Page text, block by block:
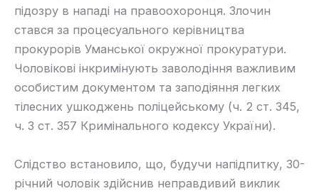
підозру в нападі на правоохоронця. Злочин
стався за процесуального керівництва
прокурорів Уманської окружної прокуратури.
Чоловікові інкримінують заволодіння важливим
особистим документом та заподіяння легких
тілесних ушкоджень поліцейському (ч. 2 ст. 345,
ч. 3 ст. 357 Кримінального кодексу України).
Слідство встановило, що, будучи напідпитку, 30-
річний чоловік здійснив неправдивий виклик